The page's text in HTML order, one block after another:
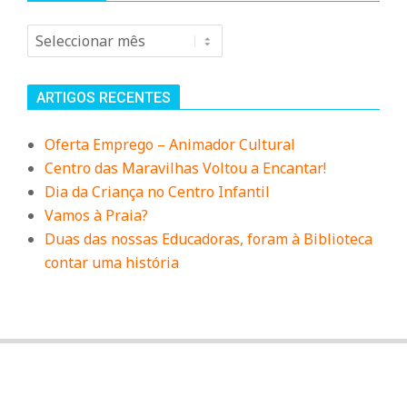
Arquivo
ARTIGOS RECENTES
Oferta Emprego – Animador Cultural
Centro das Maravilhas Voltou a Encantar!
Dia da Criança no Centro Infantil
Vamos à Praia?
Duas das nossas Educadoras, foram à Biblioteca
contar uma história